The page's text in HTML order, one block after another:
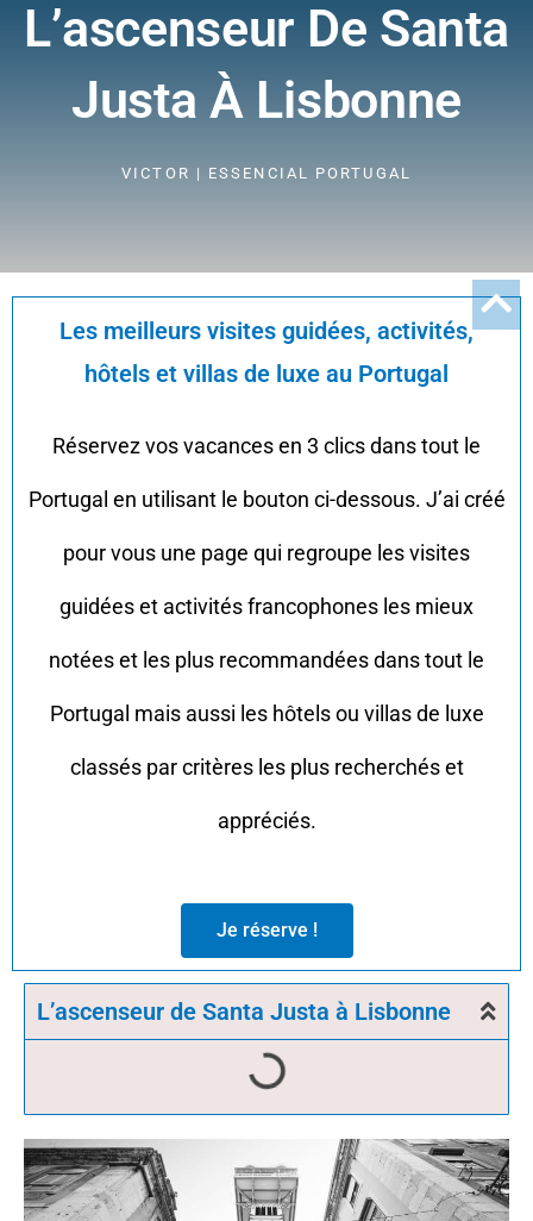
L’ascenseur De Santa
Justa À Lisbonne
VICTOR | ESSENCIAL PORTUGAL
Les meilleurs visites guidées, activités,
hôtels et villas de luxe au Portugal
Réservez vos vacances en 3 clics dans tout le
Portugal en utilisant le bouton ci-dessous. J’ai créé
pour vous une page qui regroupe les visites
guidées et activités francophones les mieux
notées et les plus recommandées dans tout le
Portugal mais aussi les hôtels ou villas de luxe
classés par critères les plus recherchés et
appréciés.
Je réserve !
L’ascenseur de Santa Justa à Lisbonne